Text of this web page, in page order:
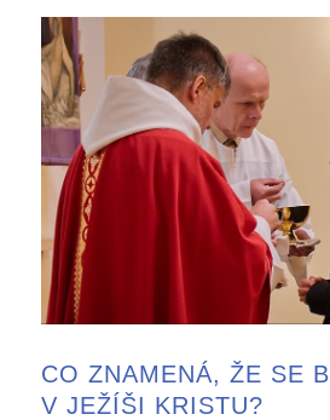
CO ZNAMENÁ, ŽE SE
V JEŽÍŠI KRISTU?